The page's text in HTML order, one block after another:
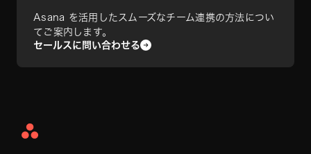
Asana を活用したスムーズなチーム連携の方法につい
てご案内します。
セールスに問い合わせる
Asana